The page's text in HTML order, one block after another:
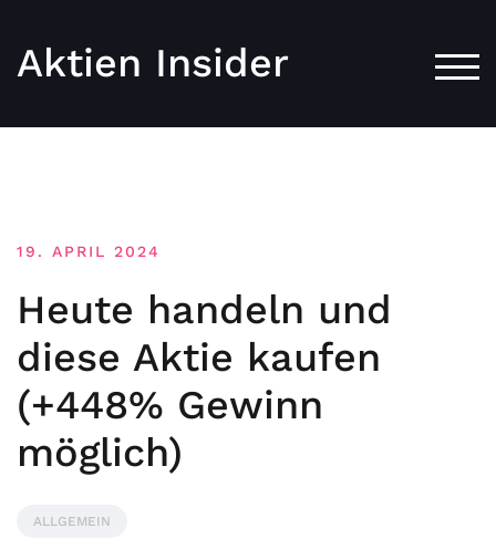
Aktien Insider
19. APRIL 2024
Heute handeln und
diese Aktie kaufen
(+448% Gewinn
möglich)
ALLGEMEIN